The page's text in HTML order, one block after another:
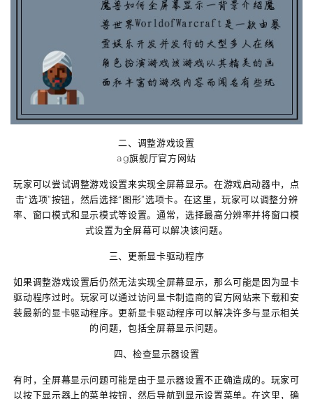
二、调整游戏设置
ag旗舰厅官方网站
玩家可以尝试调整游戏设置来实现全屏幕显示。在游戏启动器中，点
击“选项”按钮，然后选择“图形”选项卡。在这里，玩家可以调整分辨
率、窗口模式和显示模式等设置。通常，选择最高分辨率并将窗口模
式设置为全屏幕可以解决该问题。
三、更新显卡驱动程序
如果调整游戏设置后仍然无法实现全屏幕显示，那么可能是因为显卡
驱动程序过时。玩家可以通过访问显卡制造商的官方网站来下载和安
装最新的显卡驱动程序。更新显卡驱动程序可以解决许多与显示相关
的问题，包括全屏幕显示问题。
四、检查显示器设置
有时，全屏幕显示问题可能是由于显示器设置不正确造成的。玩家可
以按下显示器上的菜单按钮，然后导航到显示设置菜单。在这里，确